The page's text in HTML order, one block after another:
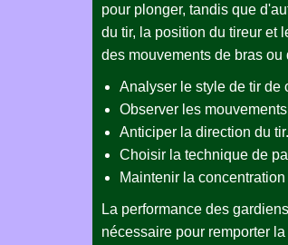
pour plonger, tandis que
du tir, la position du tireur et
des mouvements de bras
Analyser le style de tir de
Observer les
Anticiper la direction du tir.
Choisir la technique de
Maintenir la
La performance des
nécessaire pour remporter